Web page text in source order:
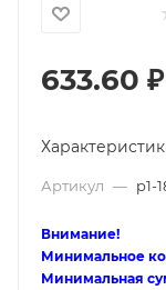
633.60 ₽
Артикул — p1-
Внимание!
Минимальное
Минимальная